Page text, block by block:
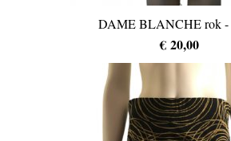
DAME BLANCHE rok -
€ 20,00